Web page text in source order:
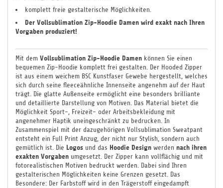
komplett freie gestalterische Möglichkeiten.
Der Vollsublimation Zip-Hoodie Damen wird exakt nach Ihren
Vorgaben produziert!
Mit dem Vollsublimation Zip-Hoodie Damen können Sie einen
bequemen Zip-Hoodie komplett frei gestalten. Der Hooded Zipper
ist aus einem weichem BSC Kunstfaser Gewebe hergestellt, welches
sich durch seine fleeceähnliche Innenseite angenehm auf der Haut
trägt. Die glatte Außenseite ermöglicht eine besonders brilliante
und detaillierte Darstellung von Motiven. Das Material bietet die
Möglichkeit Sport-, Freizeit- oder Arbeitsbekleidung mit
angenehmer Haptik uneingeschränkt zu bedrucken. In
Zusammenspiel mit der dazugehörigen Vollsublimation Sweatpant
entsteht ein Full Print Anzug, der nicht nur Stylish, sondern auch
gemütlich ist. Die Logos und das Hoodie Design werden nach ihren
exakten Vorgaben umgesetzt. Der Zipper kann vollflächig und mit
fotorealistischen Motiven bedruckt werden. Dabei sind Ihren
gestalterischen Möglichkeiten keine Grenzen gesetzt. Das
Besondere: Der Farbstoff wird in den Trägerstoff eingedampft